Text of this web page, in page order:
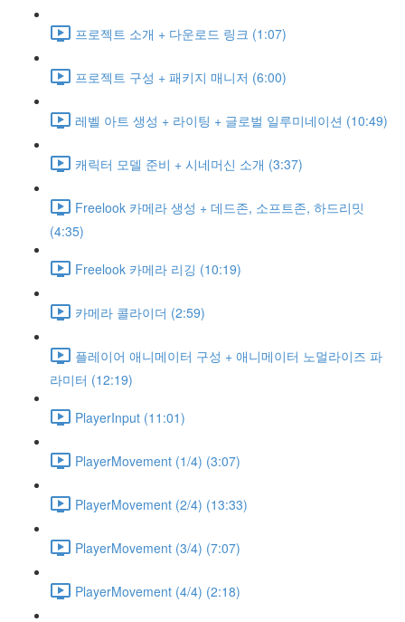
프로젝트 소개 + 다운로드 링크 (1:07)
프로젝트 구성 + 패키지 매니저 (6:00)
레벨 아트 생성 + 라이팅 + 글로벌 일루미네이션 (10:49)
캐릭터 모델 준비 + 시네머신 소개 (3:37)
Freelook 카메라 생성 + 데드존, 소프트존, 하드리밋
(4:35)
Freelook 카메라 리깅 (10:19)
카메라 콜라이더 (2:59)
플레이어 애니메이터 구성 + 애니메이터 노멀라이즈 파
라미터 (12:19)
PlayerInput (11:01)
PlayerMovement (1/4) (3:07)
PlayerMovement (2/4) (13:33)
PlayerMovement (3/4) (7:07)
PlayerMovement (4/4) (2:18)